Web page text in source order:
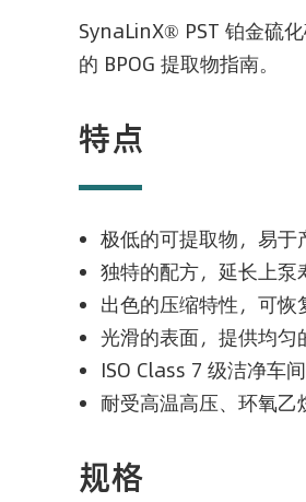
SynaLinX® PST 铂金硫
的 BPOG 提取物指南。
特点
极低的可提取物，易于
独特的配方，延长上泵
出色的压缩特性，可恢
光滑的表面，提供均
ISO Class 7 级洁净车
耐受高温高压、环氧
规格